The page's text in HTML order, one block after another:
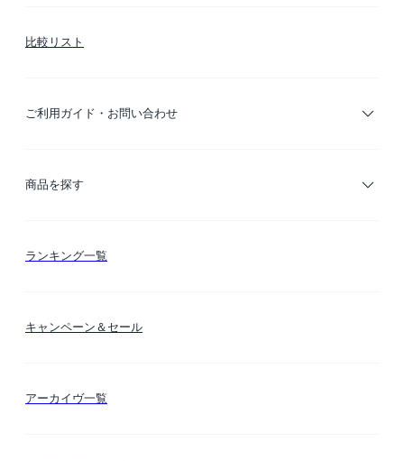
比較リスト
ご利用ガイド・お問い合わせ
ご利用ガイド
商品を探す
カテゴリー検索
ランキング一覧
キャンペーン＆セール
アーカイヴ一覧